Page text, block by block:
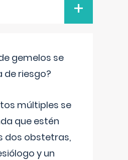
+
gemelos se
de riesgo?
múltiples se
que estén
dos obstetras,
y un